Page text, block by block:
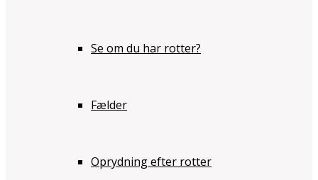
Se om du har rotter?
Fælder
Oprydning efter rotter